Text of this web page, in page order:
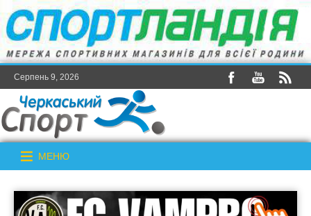
Серпень 9, 2026
МЕНЮ